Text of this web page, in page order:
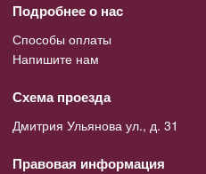
Подробнее о нас
Способы оплаты
Напишите нам
Схема проезда
Дмитрия Ульянова ул., д. 31
Правовая информация